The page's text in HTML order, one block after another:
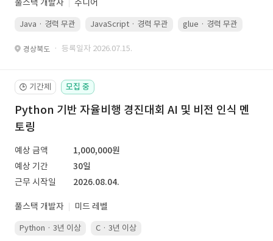
풀스택 개발자 주니어
Java · 경력 무관 JavaScript · 경력 무관 glue · 경력 무관
경상북도 · 등록일자 2026.07.15.
🕒 기간제 모집 중
Python 기반 자율비행 경진대회 AI 및 비전 인식 멘
토링
예상 금액
1,000,000원
예상 기간
30일
근무 시작일
2026.08.04.
풀스택 개발자 미드 레벨
Python · 3년 이상 C · 3년 이상